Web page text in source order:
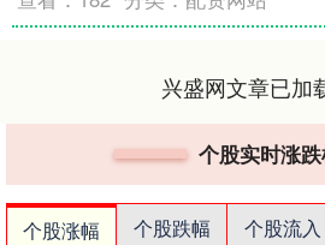
兴盛网文章已加
个股实时涨
个股涨幅 个股跌幅 个股流入